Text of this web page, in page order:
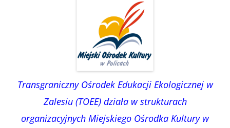
Transgraniczny Ośrodek Edukacji Ekologicznej w
Zalesiu (TOEE) działa w strukturach
organizacyjnych Miejskiego Ośrodka Kultury w